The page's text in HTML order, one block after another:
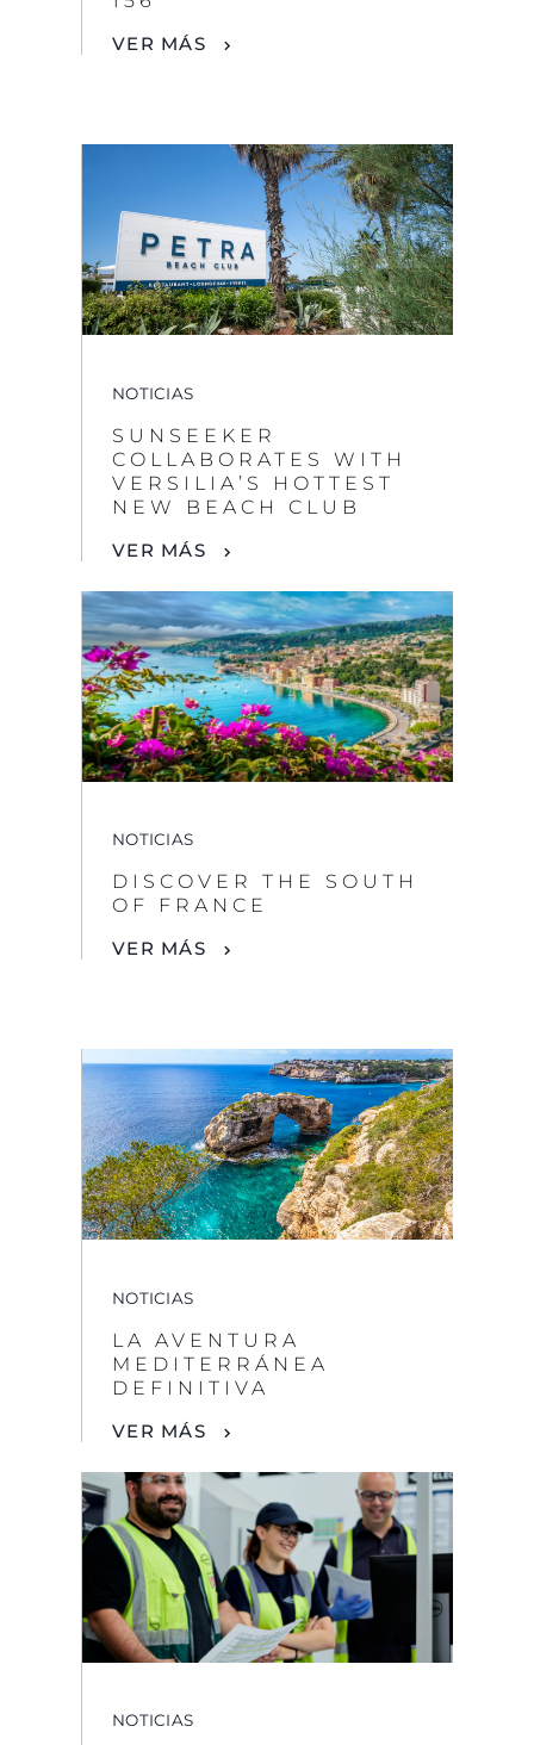
NOTICIAS
SUNSEEKER
COLLABORATES WITH
VERSILIA’S HOTTEST
NOTICIAS
DISCOVER THE SOUTH
OF FRANCE
NOTICIAS
LA AVENTURA
MEDITERRÁNEA
DEFINITIVA
VER MÁS
NOTICIAS
DÍA INTERNACIONAL
DE LA MUJER
INGENIERA:
RECONOCE A LAS